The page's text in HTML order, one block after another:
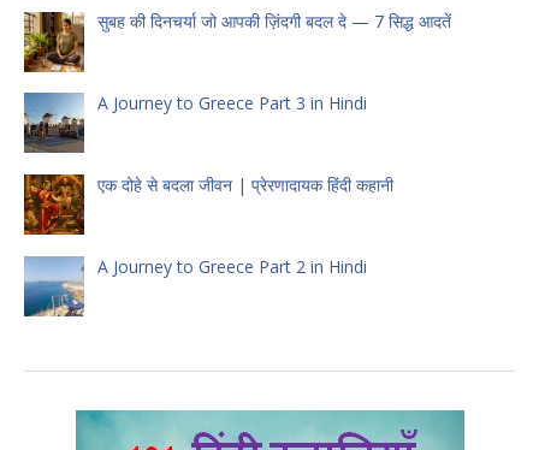
सुबह की दिनचर्या जो आपकी ज़िंदगी बदल दे — 7 सिद्ध आदतें
A Journey to Greece Part 3 in Hindi
एक दोहे से बदला जीवन | प्रेरणादायक हिंदी कहानी
A Journey to Greece Part 2 in Hindi